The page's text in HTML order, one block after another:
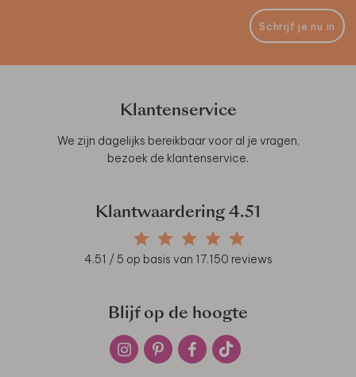
Schrijf je nu in
Klantenservice
We zijn dagelijks bereikbaar voor al je vragen,
bezoek de klantenservice.
Klantwaardering 4.51
4.51 / 5 op basis van 17.150 reviews
Blijf op de hoogte